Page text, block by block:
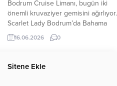
geçtiğimiz gün yapılan enkaz
eğitimi ile mezun etti....
Bodrum Cruise Limanı, bugün iki
önemli kruvaziyer gemisini ağırlıyor.
Scarlet Lady Bodrum’da Bahama
bayraklı Scarlet Lady, sabah saat
07.15’te Mykonos Limanı’ndan
yanaştı. 277 metre uzunluğundaki
16.06.2026 0
Sitene Ekle